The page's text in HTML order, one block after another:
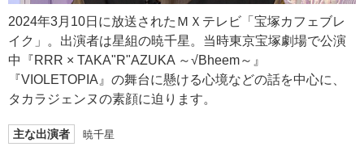
2024年3月10日に放送されたＭＸテレビ「宝塚カフェブレ
イク」。出演者は星組の暁千星。当時東京宝塚劇場で公演
中『RRR × TAKA"R"AZUKA ～√Bheem～』
『VIOLETOPIA』の舞台に懸ける心境などの話を中心に、
タカラジェンヌの素顔に迫ります。
主な出演者 暁千星